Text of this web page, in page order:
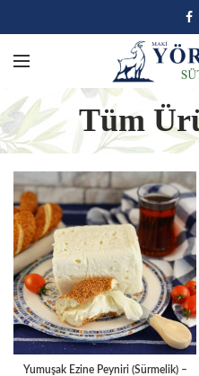
Tüm
Yumuşak Ezine Peyniri (Sürmelik) –